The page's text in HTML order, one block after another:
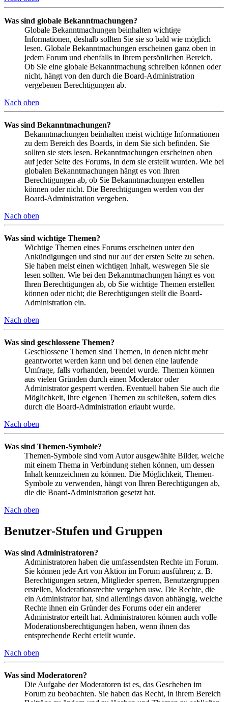
Was sind globale Bekanntmachungen?
Globale Bekanntmachungen beinhalten wichtige
Informationen, deshalb sollten Sie sie so bald wie möglich
lesen. Globale Bekanntmachungen erscheinen ganz oben in
jedem Forum und ebenfalls in Ihrem persönlichen Bereich.
Ob Sie eine globale Bekanntmachung schreiben können oder
nicht, hängt von den durch die Board-Administration
vergebenen Berechtigungen ab.
Nach oben
Was sind Bekanntmachungen?
Bekanntmachungen beinhalten meist wichtige Informationen
zu dem Bereich des Boards, in dem Sie sich befinden. Sie
sollten sie stets lesen. Bekanntmachungen erscheinen oben
auf jeder Seite des Forums, in dem sie erstellt wurden. Wie bei
globalen Bekanntmachungen hängt es von Ihren
Berechtigungen ab, ob Sie Bekanntmachungen erstellen
können oder nicht. Die Berechtigungen werden von der
Board-Administration vergeben.
Nach oben
Was sind wichtige Themen?
Wichtige Themen eines Forums erscheinen unter den
Ankündigungen und sind nur auf der ersten Seite zu sehen.
Sie haben meist einen wichtigen Inhalt, weswegen Sie sie
lesen sollten. Wie bei den Bekanntmachungen hängt es von
Ihren Berechtigungen ab, ob Sie wichtige Themen erstellen
können oder nicht; die Berechtigungen stellt die Board-
Administration ein.
Nach oben
Was sind geschlossene Themen?
Geschlossene Themen sind Themen, in denen nicht mehr
geantwortet werden kann und bei denen eine laufende
Umfrage, falls vorhanden, beendet wurde. Themen können
aus vielen Gründen durch einen Moderator oder
Administrator gesperrt werden. Eventuell haben Sie auch die
Möglichkeit, Ihre eigenen Themen zu schließen, sofern dies
durch die Board-Administration erlaubt wurde.
Nach oben
Was sind Themen-Symbole?
Themen-Symbole sind vom Autor ausgewählte Bilder, welche
mit einem Thema in Verbindung stehen können, um dessen
Inhalt kennzeichnen zu können. Die Möglichkeit, Themen-
Symbole zu verwenden, hängt von Ihren Berechtigungen ab,
die die Board-Administration gesetzt hat.
Nach oben
Benutzer-Stufen und Gruppen
Was sind Administratoren?
Administratoren haben die umfassendsten Rechte im Forum.
Sie können jede Art von Aktion im Forum ausführen; z. B.
Berechtigungen setzen, Mitglieder sperren, Benutzergruppen
erstellen, Moderationsrechte vergeben usw. Die Rechte, die
ein Administrator hat, sind allerdings davon abhängig, welche
Rechte ihnen ein Gründer des Forums oder ein anderer
Administrator erteilt hat. Administratoren können auch volle
Moderationsberechtigungen haben, wenn ihnen das
entsprechende Recht erteilt wurde.
Nach oben
Was sind Moderatoren?
Die Aufgabe der Moderatoren ist es, das Geschehen im
Forum zu beobachten. Sie haben das Recht, in ihrem Bereich